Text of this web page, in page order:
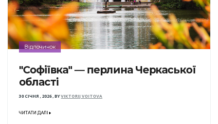
Відпочинок
"Софіївка" — перлина Черкаської
області
30 СІЧНЯ , 2026,BYVIKTORIJ VOITOVA
ЧИТАТИ ДАЛІ